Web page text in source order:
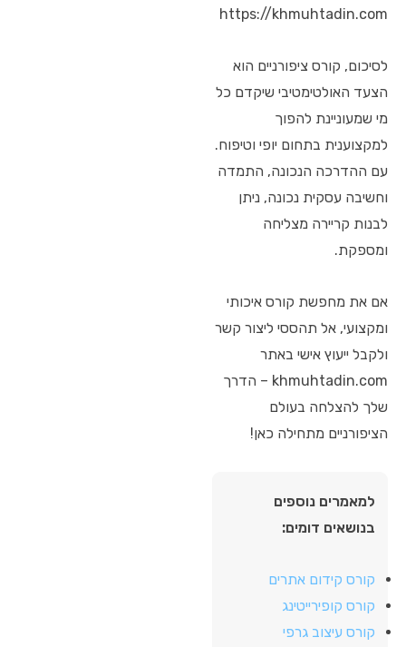
https://khmuhtadin.com
לסיכום, קורס ציפורניים הוא
הצעד האולטימטיבי שיקדם כל
מי שמעוניינת להפוך
למקצוענית בתחום יופי וטיפוח.
עם ההדרכה הנכונה, התמדה
וחשיבה עסקית נכונה, ניתן
לבנות קריירה מצליחה
ומספקת.
אם את מחפשת קורס איכותי
ומקצועי, אל תהססי ליצור קשר
ולקבל ייעוץ אישי באתר
khmuhtadin.com – הדרך
שלך להצלחה בעולם
הציפורניים מתחילה כאן!
למאמרים נוספים
בנושאים דומים:
קורס קידום אתרים
קורס קופירייטינג
קורס עיצוב גרפי